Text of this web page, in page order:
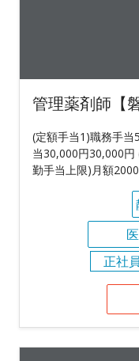
管理薬剤師【
(定額手当1)職務手
当30,000円30,000円
勤手当上限)月額
正社員